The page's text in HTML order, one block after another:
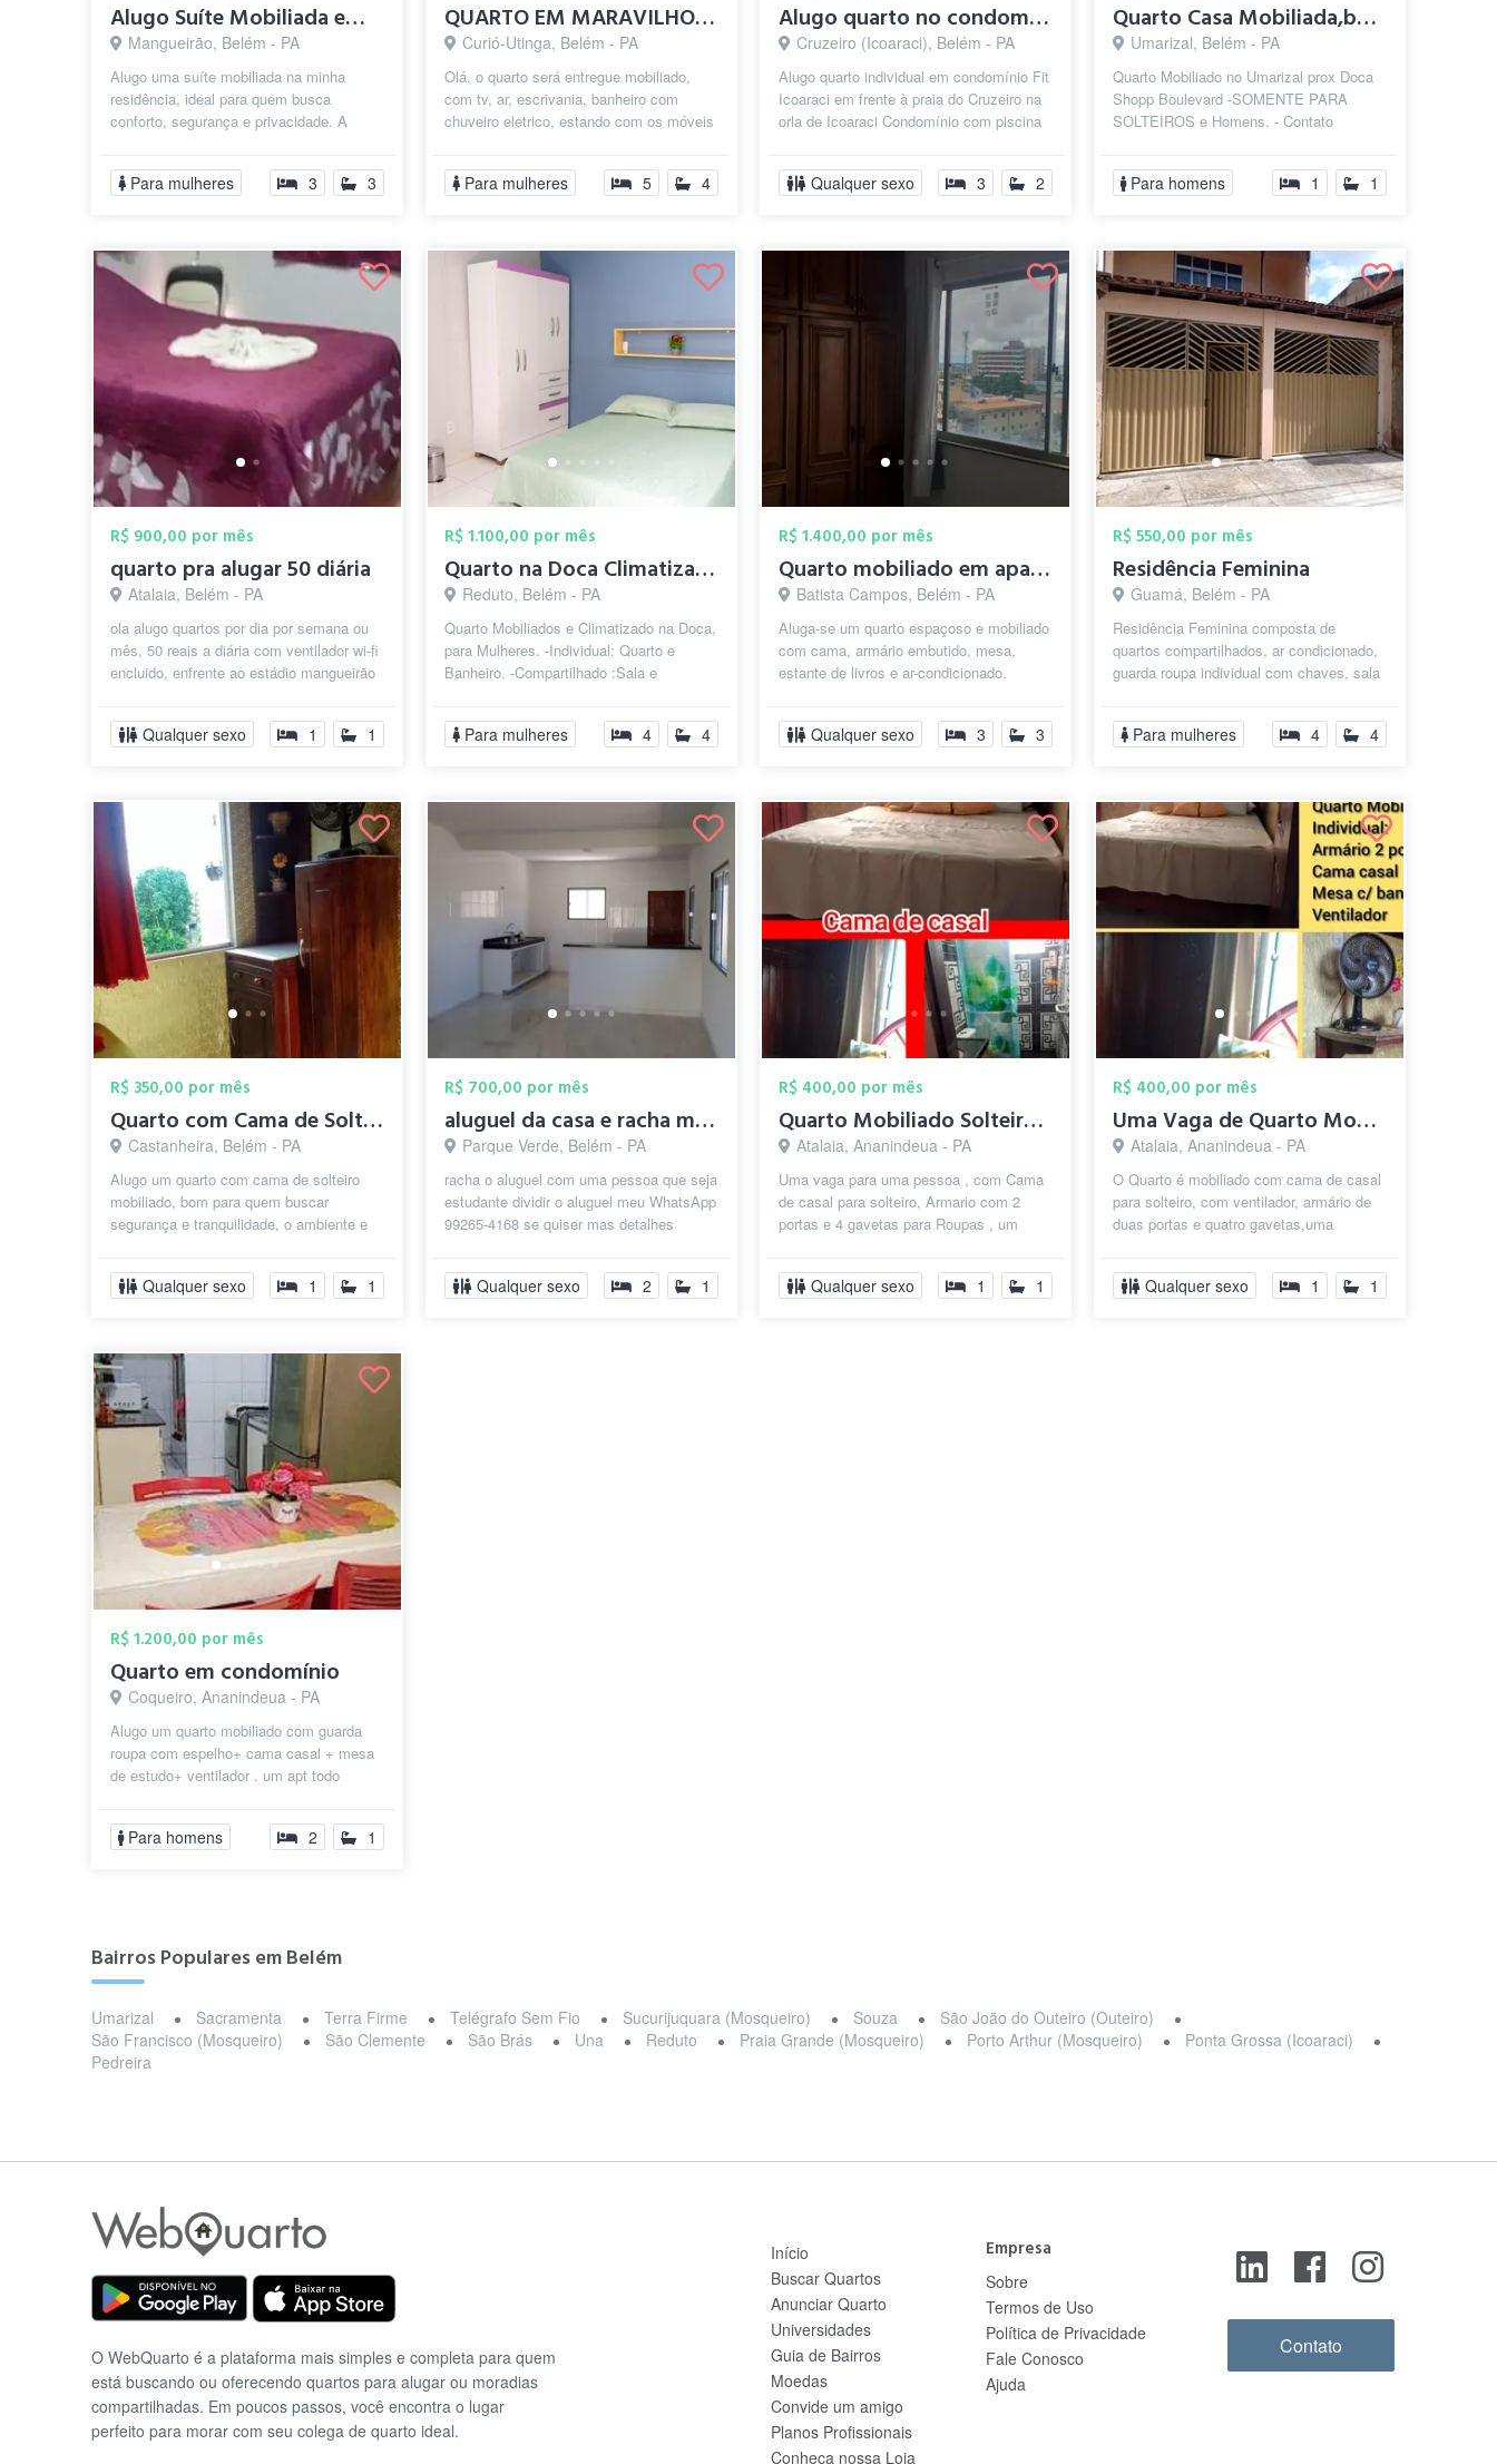
Alugo Suíte Mobiliada em Condomínio Fech...
Mangueirão, Belém - PA
Alugo uma suíte mobiliada na minha
residência, ideal para quem busca
conforto, segurança e privacidade. A
Para mulheres 3 3
QUARTO EM MARAVILHOSA CASA NO CONJ JD IT...
Curió-Utinga, Belém - PA
Olá, o quarto será entregue mobiliado,
com tv, ar, escrivania, banheiro com
chuveiro eletrico, estando com os móveis
Para mulheres 5 4
Alugo quarto no condomínio Fit Icoaraci
Cruzeiro (Icoaraci), Belém - PA
Alugo quarto individual em condomínio Fit
Icoaraci em frente à praia do Cruzeiro na
orla de Icoaraci Condomínio com piscina
Qualquer sexo 3 2
Quarto Casa Mobiliada,bairro Umarizal pr...
Umarizal, Belém - PA
Quarto Mobiliado no Umarizal prox Doca
Shopp Boulevard -SOMENTE PARA
SOLTEIROS e Homens. - Contato
@tatianesamfurtad...
Para homens 1 1
R$ 900,00 por mês
quarto pra alugar 50 diária
Atalaia, Belém - PA
ola alugo quartos por dia por semana ou
mês, 50 reais a diária com ventilador wi-fi
encluido, enfrente ao estádio mangueirão
Qualquer sexo 1 1
R$ 1.100,00 por mês
Quarto na Doca Climatizado Individual p/...
Reduto, Belém - PA
Quarto Mobiliados e Climatizado na Doca,
para Mulheres. -Individual: Quarto e
Banheiro. -Compartilhado :Sala e
Para mulheres 4 4
R$ 1.400,00 por mês
Quarto mobiliado em apartamento próximo ...
Batista Campos, Belém - PA
Aluga-se um quarto espaçoso e mobiliado
com cama, armário embutido, mesa,
estante de livros e ar-condicionado.
Qualquer sexo 3 3
R$ 550,00 por mês
Residência Feminina
Guamá, Belém - PA
Residência Feminina composta de
quartos compartilhados, ar condicionado,
guarda roupa individual com chaves, sala
Para mulheres 4 4
R$ 350,00 por mês
Quarto com Cama de Solteiro Belem-Pará
Castanheira, Belém - PA
Alugo um quarto com cama de solteiro
mobiliado, bom para quem buscar
segurança e tranquilidade, o ambiente e
Conta...
Qualquer sexo 1 1
R$ 700,00 por mês
aluguel da casa e racha meu número 99265...
Parque Verde, Belém - PA
racha o aluguel com uma pessoa que seja
estudante dividir o aluguel meu WhatsApp
99265-4168 se quiser mas detalhes
Qualquer sexo 2 1
R$ 400,00 por mês
Quarto Mobiliado Solteiro-Belém /Promoçã...
Atalaia, Ananindeua - PA
Uma vaga para uma pessoa , com Cama
de casal para solteiro, Armario com 2
portas e 4 gavetas para Roupas , um
j...
Qualquer sexo 1 1
R$ 400,00 por mês
Uma Vaga de Quarto Mobiliado com cama de...
Atalaia, Ananindeua - PA
O Quarto é mobiliado com cama de casal
para solteiro, com ventilador, armário de
duas portas e quatro gavetas,uma
condom...
Qualquer sexo 1 1
R$ 1.200,00 por mês
Quarto em condomínio
Coqueiro, Ananindeua - PA
Alugo um quarto mobiliado com guarda
roupa com espelho+ cama casal + mesa
de estudo+ ventilador . um apt todo
Para homens 2 1
Bairros Populares em Belém
Umarizal Sacramenta Terra Firme Telégrafo Sem Fio Sucurijuquara (Mosqueiro) Souza
São João do Outeiro (Outeiro)
São Francisco (Mosqueiro)
São Clemente São Brás Una Reduto Praia Grande (Mosqueiro) Porto Arthur (Mosqueiro)
Ponta Grossa (Icoaraci)
Pedreira
O WebQuarto é a plataforma mais simples e completa para quem
está buscando ou oferecendo quartos para alugar ou moradias
compartilhadas. Em poucos passos, você encontra o lugar
perfeito para morar com seu colega de quarto ideal.
Início
Buscar Quartos
Anunciar Quarto
Universidades
Guia de Bairros
Moedas
Convide um amigo
Planos Profissionais
Conheça nossa Loja
Empresa
Sobre
Termos de Uso
Política de Privacidade
Fale Conosco
Ajuda
Contato